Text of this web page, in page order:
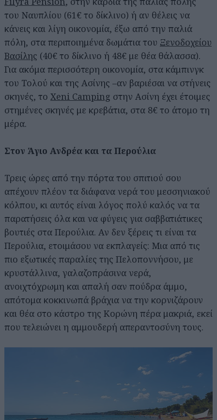
του Ναυπλίου (61€ το δίκλινο) ή αν θέλεις να
κάνεις και λίγη οικονομία, έξω από την παλιά
πόλη, στα περιποιημένα δωμάτια του Ξενοδοχείου
Βασίλης (40€ το δίκλινο ή 48€ με θέα θάλασσα).
Για ακόμα περισσότερη οικονομία, στα κάμπινγκ
του Τολού και της Ασίνης –αν βαριέσαι να στήνεις
σκηνές, το Xeni Camping στην Ασίνη έχει έτοιμες
στημένες σκηνές με κρεβάτια, στα 8€ το άτομο τη
μέρα.
Στον Άγιο Ανδρέα και τα Περούλια
Τρεις ώρες από την πόρτα του σπιτιού σου
απέχουν πλέον τα διάφανα νερά του μεσσηνιακού
κόλπου, κι αυτός είναι λόγος πολύ καλός να τα
παρατήσεις όλα και να φύγεις για σαββατιάτικες
βουτιές στα Περούλια. Αν δεν ξέρεις τι είναι τα
Περούλια, ετοιμάσου να εκπλαγείς: Μια από τις
πιο εξωτικές παραλίες της Πελοποννήσου, με
κρυστάλλινα, γαλαζοπράσινα νερά,
ανοιχτόχρωμη και απαλή σαν πούδρα άμμο,
απότομα κοκκινωπά βράχια να την κορνιζάρουν
και θέα στο κάστρο της Κορώνη πέρα μακριά, εκεί
που τελειώνει η αμμουδερή απεραντοσύνη τους.